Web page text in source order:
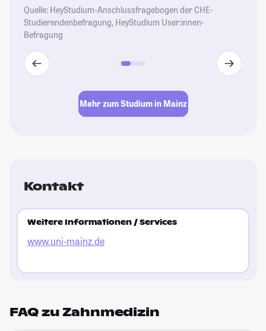
Quelle: HeyStudium-Anschlussfragebogen der CHE-
Studierendenbefragung, HeyStudium User:innen-
Befragung
Mehr zum Studium in Mainz
Kontakt
Weitere Informationen / Services
www.uni-mainz.de
FAQ zu Zahnmedizin